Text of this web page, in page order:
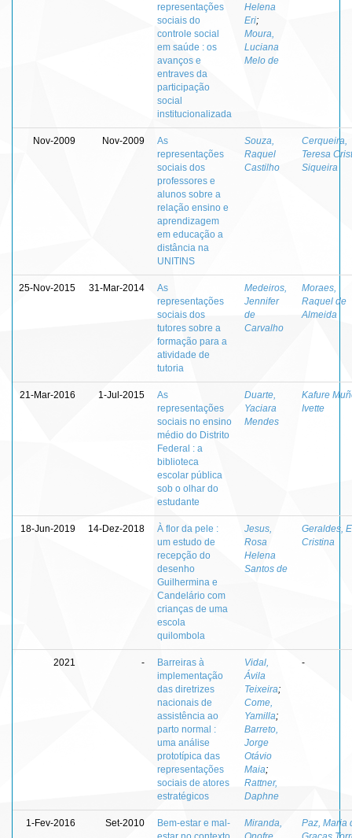
representações
sociais do
controle social
em saúde : os
avanços e
entraves da
participação
social
institucionalizada
Helena
Eri;
Moura,
Luciana
Melo de
Nov-2009 Nov-2009
As
representações
sociais dos
professores e
alunos sobre a
relação ensino e
aprendizagem
em educação a
distância na
UNITINS
Souza,
Raquel
Castilho
Cerqueira,
Teresa
Siqueira
25-Nov-2015 31-Mar-2014
As
representações
sociais dos
tutores sobre a
formação para a
atividade de
tutoria
Medeiros,
Jennifer
de
Carvalho
Moraes,
Raquel de
Almeida
21-Mar-2016 1-Jul-2015
As
representações
sociais no ensino
médio do Distrito
Federal : a
biblioteca
escolar pública
sob o olhar do
estudante
Duarte,
Yaciara
Mendes
Kafure
Ivette
18-Jun-2019 14-Dez-2018
À flor da pele :
um estudo de
recepção do
desenho
Guilhermina e
Candelário com
crianças de uma
escola
quilombola
Jesus,
Rosa
Helena
Santos de
Geraldes,
Cristina
2021 -
Barreiras à
implementação
das diretrizes
nacionais de
assistência ao
parto normal :
uma análise
prototípica das
representações
sociais de atores
estratégicos
Vidal,
Ávila
Teixeira;
Come,
Yamilla;
Barreto,
Jorge
Otávio
Maia;
Rattner,
Daphne
-
1-Fev-2016 Set-2010
Bem-estar e mal-
Miranda,
Paz, Maria